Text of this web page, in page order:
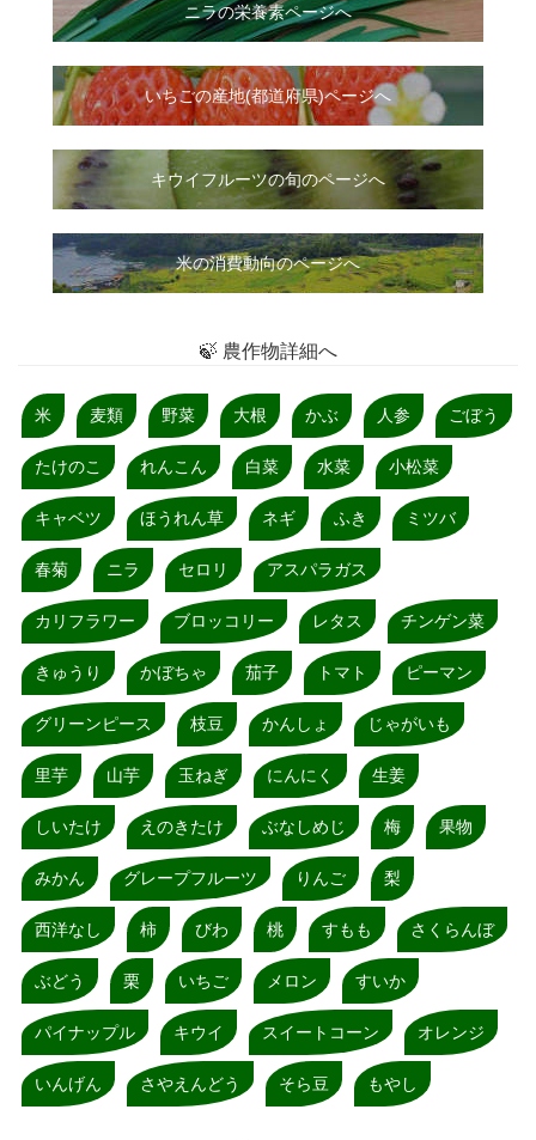
ニラの栄養素ページへ
いちごの産地(都道府県)ページへ
キウイフルーツの旬のページへ
米の消費動向のページへ
🍃 農作物詳細へ
米 麦類 野菜 大根 かぶ 人参 ごぼう
たけのこ れんこん 白菜 水菜 小松菜
キャベツ ほうれん草 ネギ ふき ミツバ
春菊 ニラ セロリ アスパラガス
カリフラワー ブロッコリー レタス チンゲン菜
きゅうり かぼちゃ 茄子 トマト ピーマン
グリーンピース 枝豆 かんしょ じゃがいも
里芋 山芋 玉ねぎ にんにく 生姜
しいたけ えのきたけ ぶなしめじ 梅 果物
みかん グレープフルーツ りんご 梨
西洋なし 柿 びわ 桃 すもも さくらんぼ
ぶどう 栗 いちご メロン すいか
パイナップル キウイ スイートコーン オレンジ
いんげん さやえんどう そら豆 もやし